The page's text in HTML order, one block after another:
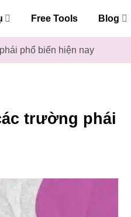
Free Tools Blog
phổ biến hiện nay
trường phái